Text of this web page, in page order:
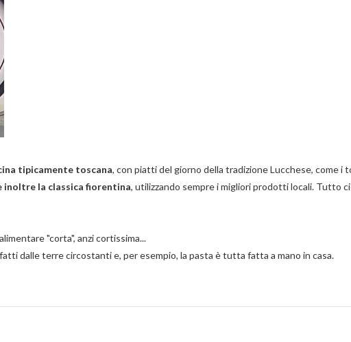
tipicamente toscana, con piatti del giorno della tradizione Lucchese, come i
inoltre la classica fiorentina, utilizzando sempre i migliori prodotti locali. Tutto
"corta", anzi cortissima...
dalle terre circostanti e, per esempio, la pasta è tutta fatta a mano in casa.